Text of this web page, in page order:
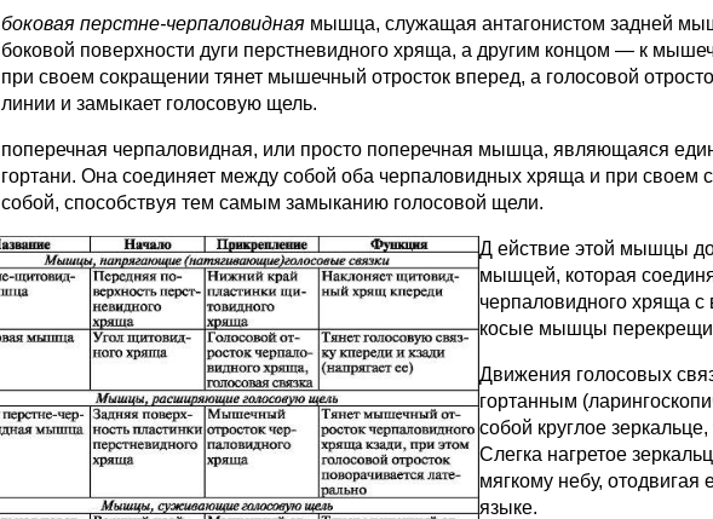
боковая перстне-черпаловидная мышца, служащая антагонистом задней
боковой поверхности дуги перстневидного хряща, а другим концом — к
при своем сокращении тянет мышечный отросток вперед, а голосовой
линии и замыкает голосовую щель.
поперечная черпаловидная, или просто поперечная мышца, являющаяся
гортани. Она соединяет между собой оба черпаловидных хряща и при своем
собой, способствуя тем самым замыканию голосовой щели.
Д ействие этой мышцы
мышцей, которая
черпаловидного хряща с
косые мышцы
Движения голосовых
гортанным
собой круглое
Слегка нагретое
мягкому небу, отодвигая
языке.